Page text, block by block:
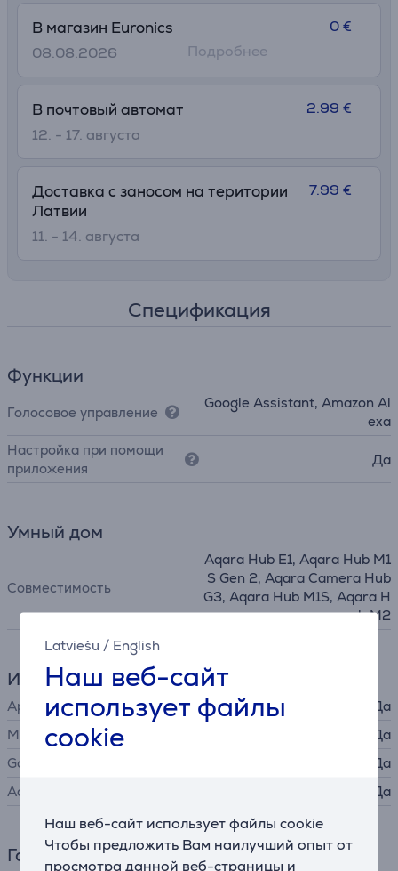
Latviešu / English
Наш веб-сайт
использует файлы
cookie
Наш веб-сайт использует файлы cookie
Чтобы предложить Вам наилучший опыт от
просмотра данной веб-страницы и
В магазин Euronics
08.08.2026
0 €
Подробнее
В почтовый автомат
12. - 17. августа
2.99 €
Доставка с заносом на територии
Латвии
11. - 14. августа
7.99 €
Спецификация
Функции
Голосовое управление
Google Assistant, Amazon Al
exa
Настройка при помощи
приложения
Да
Умный дом
Совместимость
Aqara Hub E1, Aqara Hub M1
S Gen 2, Aqara Camera Hub
G3, Aqara Hub M1S, Aqara H
ub M2
Интерфейсы
Apple HomeKit
Да
Matter
Да
Google Home
Да
Aqara Home
Да
Габариты